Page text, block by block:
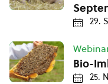
29.
Bio-
25.